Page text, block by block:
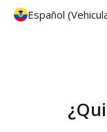
Español